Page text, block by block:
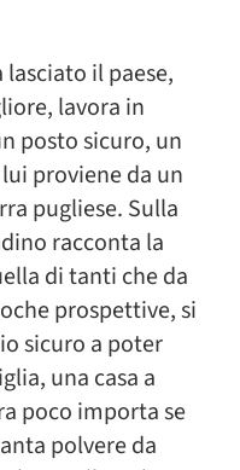
il paese,
lavora in
posto sicuro, un
proviene da un
pugliese. Sulla
racconta la
di tanti che da
prospettive, si
sicuro a poter
una casa a
poco importa se
polvere da